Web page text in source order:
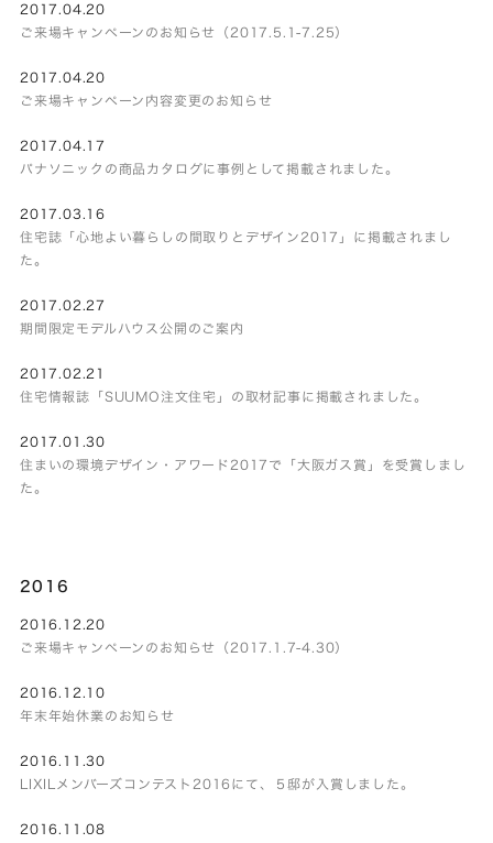
2017.04.20
ご来場キャンペーンのお知らせ（2017.5.1-7.25）
2017.04.20
ご来場キャンペーン内容変更のお知らせ
2017.04.17
パナソニックの商品カタログに事例として掲載されました。
2017.03.16
住宅誌「心地よい暮らしの間取りとデザイン2017」に掲載されまし
た。
2017.02.27
期間限定モデルハウス公開のご案内
2017.02.21
住宅情報誌「SUUMO注文住宅」の取材記事に掲載されました。
2017.01.30
住まいの環境デザイン・アワード2017で「大阪ガス賞」を受賞しまし
た。
2016
2016.12.20
ご来場キャンペーンのお知らせ（2017.1.7-4.30）
2016.12.10
年末年始休業のお知らせ
2016.11.30
LIXILメンバーズコンテスト2016にて、５邸が入賞しました。
2016.11.08